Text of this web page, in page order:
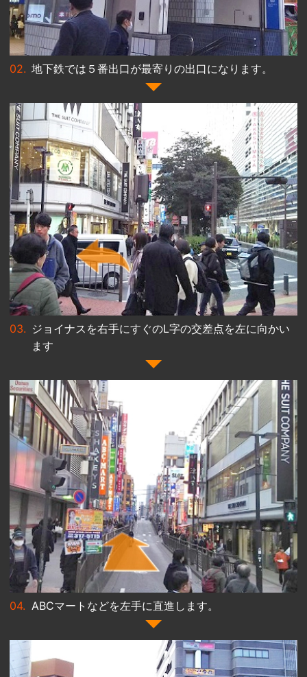
地下鉄では５番出口が最寄りの出口になります。
ジョイナスを右手にすぐのL字の交差点を左に向かい
ます
ABCマートなどを左手に直進します。